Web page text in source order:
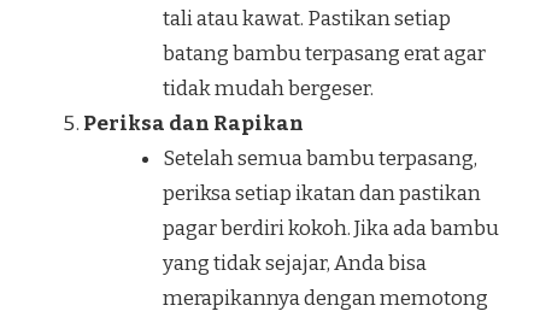
tali atau kawat. Pastikan setiap
batang bambu terpasang erat agar
tidak mudah bergeser.
Periksa dan Rapikan
Setelah semua bambu terpasang,
periksa setiap ikatan dan pastikan
pagar berdiri kokoh. Jika ada bambu
yang tidak sejajar, Anda bisa
merapikannya dengan memotong